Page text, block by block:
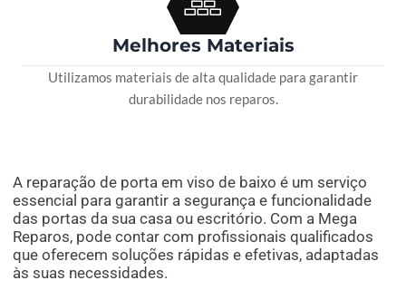
Melhores Materiais
Utilizamos materiais de alta qualidade para garantir
durabilidade nos reparos.
A reparação de porta em viso de baixo é um serviço
essencial para garantir a segurança e funcionalidade
das portas da sua casa ou escritório. Com a Mega
Reparos, pode contar com profissionais qualificados
que oferecem soluções rápidas e efetivas, adaptadas
às suas necessidades.